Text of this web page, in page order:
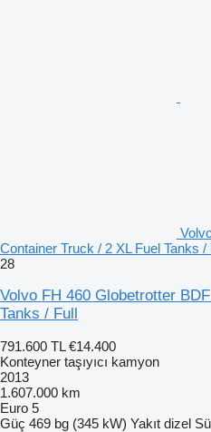
Container Truck / 2 XL Fuel Tanks /
28
Volvo FH 460 Globetrotter
Tanks / Full
791.600 TL €14.400
Konteyner taşıyıcı kamyon
2013
1.607.000 km
Euro 5
Güç 469 bg (345 kW) Yakıt dizel